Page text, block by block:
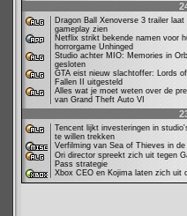
Dragon Ball Xenoverse 3 trailer laat
gameplay zien
Netflix strikt bekende namen voor
horrorgame Unhinged
Studio achter MIO: Memories in
gesloten
GTA eist nieuw slachtoffer: Lords
Fallen II uitgesteld
Alles wat je moet weten over de
van Grand Theft Auto VI
Tencent lijkt investeringen in
te willen trekken
Verfilming van Sea of Thieves in de
Ori director spreekt zich uit tegen
Pass strategie
Xbox CEO en Kojima laten zich uit